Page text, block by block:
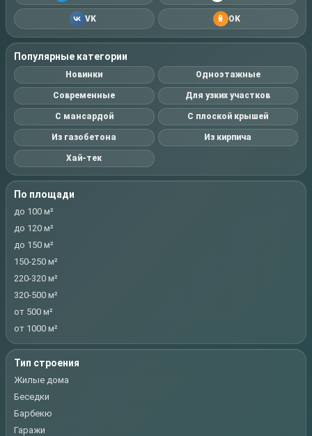
VK OK
Популярные категории
Новинки Одноэтажные
Современные Для узких участков
С мансардой С плоской крышей
Из газобетона Из кирпича
Хай-тек
По площади
до 100 м²
до 120 м²
до 150 м²
150-250 м²
220-320 м²
320-500 м²
от 500 м²
от 1000 м²
Тип строения
Жилые дома
Беседки
Барбекю
Гаражи